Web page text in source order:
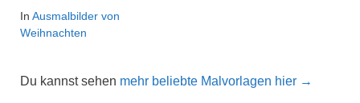
In Ausmalbilder von
Weihnachten
Du kannst sehen mehr beliebte Malvorlagen hier →